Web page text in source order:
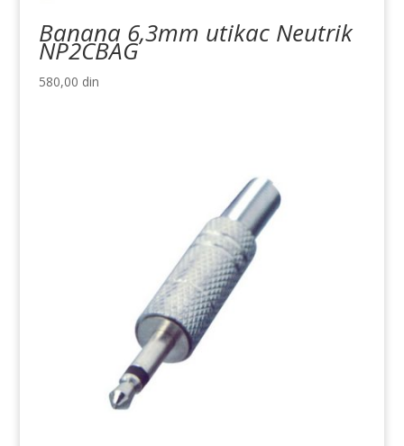
Banana 6,3mm utikac Neutrik
NP2CBAG
580,00 din